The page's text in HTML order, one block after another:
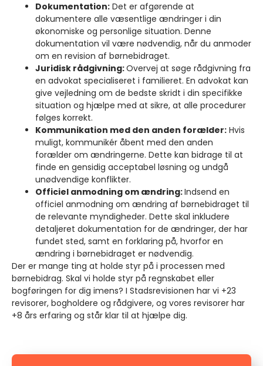
Dokumentation: Det er afgørende at
dokumentere alle væsentlige ændringer i din
økonomiske og personlige situation. Denne
dokumentation vil være nødvendig, når du anmoder
om en revision af børnebidraget.
Juridisk rådgivning:Overvej at søge rådgivning fra
en advokat specialiseret i familieret. En advokat kan
give vejledning om de bedste skridt i din specifikke
situation og hjælpe med at sikre, at alle procedurer
følges korrekt.
Kommunikation med den anden forælder: Hvis
muligt, kommunikér åbent med den anden
forælder om ændringerne. Dette kan bidrage til at
finde en gensidig acceptabel løsning og undgå
unødvendige konflikter.
Officiel anmodning om ændring:Indsend en
officiel anmodning om ændring af børnebidraget til
de relevante myndigheder. Dette skal inkludere
detaljeret dokumentation for de ændringer, der har
fundet sted, samt en forklaring på, hvorfor en
ændring i børnebidraget er nødvendig.
Der er mange ting at holde styr på i processen med
børnebidrag. Skal vi holde styr på regnskabet eller
bogføringen for dig imens? I Stadsrevisionen har vi +23
revisorer, bogholdere og rådgivere, og vores revisorer har
+8 års erfaring og står klar til at hjælpe dig.